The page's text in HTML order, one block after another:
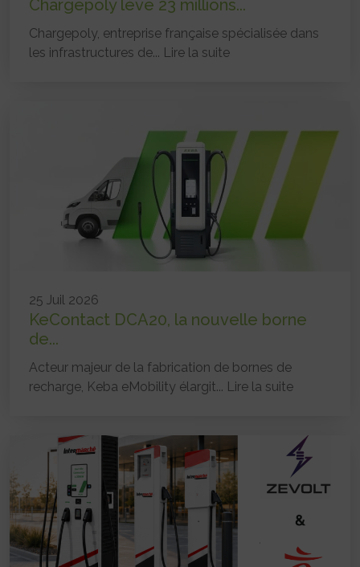
Chargepoly lève 23 millions...
Chargepoly, entreprise française spécialisée dans
les infrastructures de... Lire la suite
25 Juil 2026
KeContact DCA20, la nouvelle borne
de...
Acteur majeur de la fabrication de bornes de
recharge, Keba eMobility élargit... Lire la suite